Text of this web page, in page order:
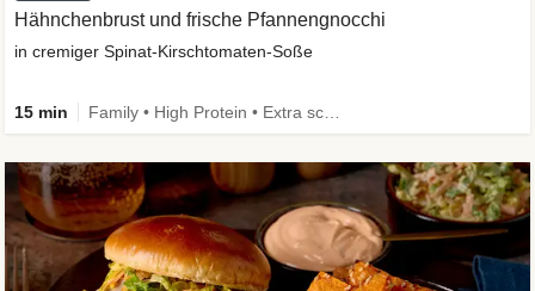
Hähnchenbrust und frische Pfannengnocchi
in cremiger Spinat-Kirschtomaten-Soße
15 min